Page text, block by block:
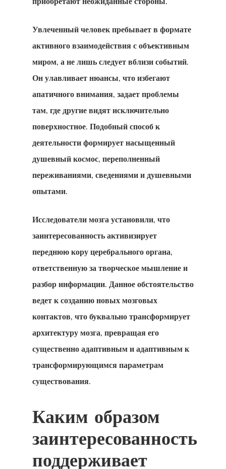
Увлеченный человек пребывает в формате
активного взаимодействия с объективным
миром, а не лишь следует вблизи событий.
Он улавливает нюансы, что избегают
апатичного внимания, задает проблемы
там, где другие видят исключительно
поверхностное. Подобный способ к
деятельности формирует насыщенный
душевный космос, переполненный
переживаниями, сведениями и душевными
опытами.
Исследователи мозга установили, что
заинтересованность активизирует
переднюю кору церебрального органа,
ответственную за творческое мышление и
разбор информации. Данное обстоятельство
ведет к созданию новых мозговых
контактов, что буквально трансформирует
архитектуру мозга, превращая его
существенно адаптивным и адаптивным к
трансформирующимся параметрам
существования.
Каким образом
заинтересованность
поддерживает